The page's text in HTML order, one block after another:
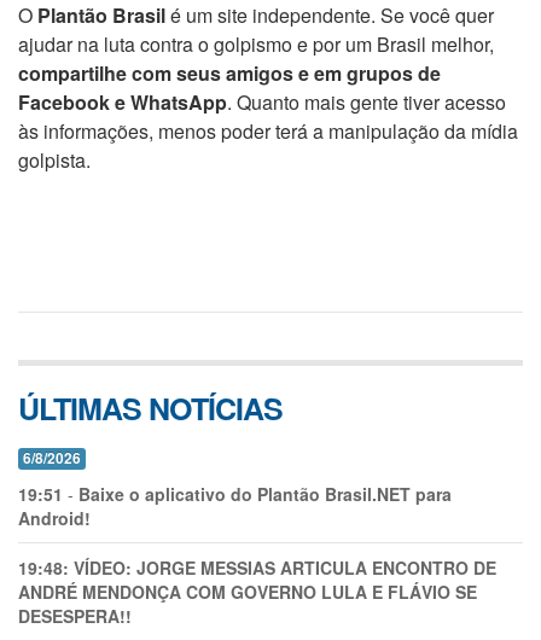
O Plantão Brasilé um site independente. Se você quer
ajudar na luta contra o golpismo e por um Brasil melhor,
compartilhe com seus amigos e em grupos de
Facebook e WhatsApp. Quanto mais gente tiver acesso
às informações, menos poder terá a manipulação da mídia
golpista.
ÚLTIMAS NOTÍCIAS
6/8/2026
19:51 - Baixe o aplicativo do Plantão Brasil.NET para
Android!
19:48: VÍDEO: JORGE MESSIAS ARTICULA ENCONTRO DE
ANDRÉ MENDONÇA COM GOVERNO LULA E FLÁVIO SE
DESESPERA!!